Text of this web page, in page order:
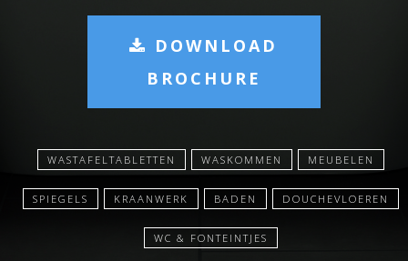
DOWNLOAD
BROCHURE
WASTAFELTABLETTEN WASKOMMEN MEUBELEN
SPIEGELS KRAANWERK BADEN DOUCHEVLOEREN
WC & FONTEINTJES